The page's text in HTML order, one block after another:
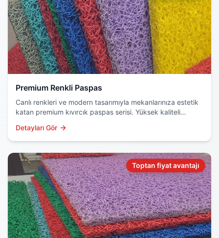
Premium Renkli Paspas
Canlı renkleri ve modern tasarımıyla mekanlarınıza estetik
katan premium kıvırcık paspas serisi. Yüksek kaliteli
Detayları Gör
Toptan fiyat avantajı